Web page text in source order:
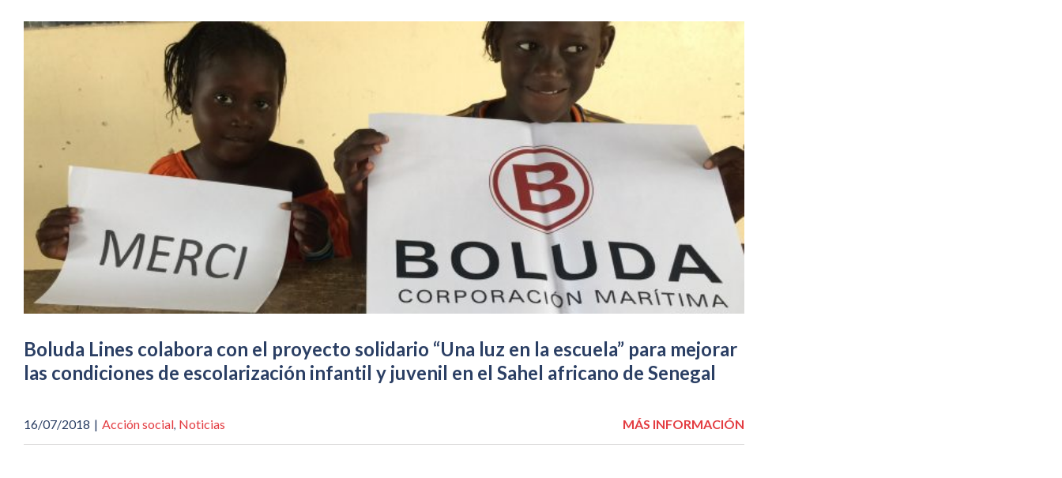
Boluda Lines colabora con el proyecto solidario “Una luz en la escuela” para mejorar
las condiciones de escolarización infantil y juvenil en el Sahel africano de Senegal
16/07/2018 | Acción social, Noticias MÁS INFORMACIÓN